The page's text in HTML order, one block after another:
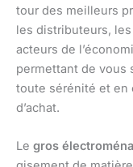
tour des meilleurs
les distributeurs,
acteurs de
permettant de vous
toute sérénité et en
d’achat.
Le gros